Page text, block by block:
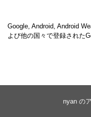
Google, Android, Android
よび他の国々で登録された
nyan の